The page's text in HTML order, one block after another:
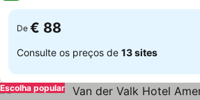
De € 88
Consulte os preços de 13 sites
Escolha popular